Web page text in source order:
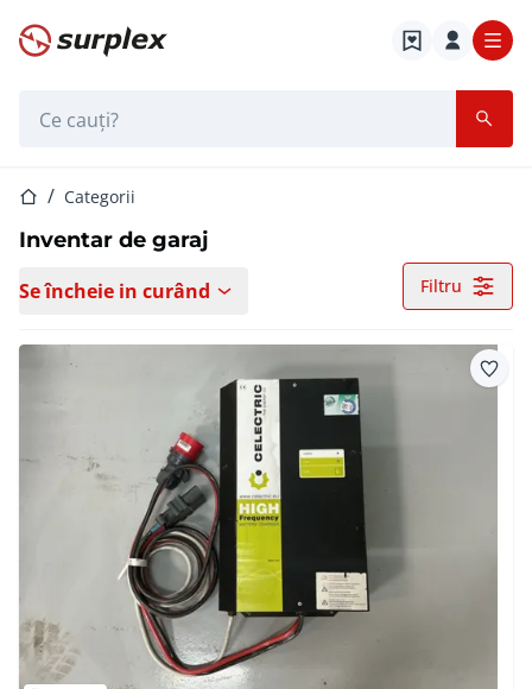
Pagina de start
Pagina de start
Categorii
Inventar de garaj
Se încheie in curând Filtru